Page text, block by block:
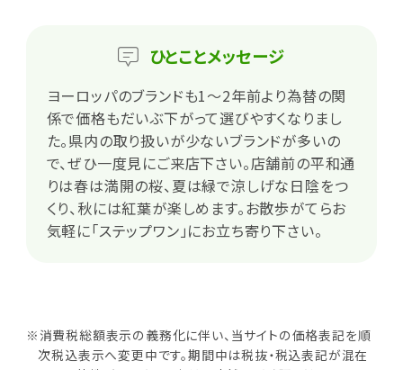
ひとことメッセージ
ヨーロッパのブランドも1～2年前より為替の関
係で価格もだいぶ下がって選びやすくなりまし
た。県内の取り扱いが少ないブランドが多いの
で、ぜひ一度見にご来店下さい。店舗前の平和通
りは春は満開の桜、夏は緑で涼しげな日陰をつ
くり、秋には紅葉が楽しめます。お散歩がてらお
気軽に「ステップワン」にお立ち寄り下さい。
※消費税総額表示の義務化に伴い、当サイトの価格表記を順
次税込表示へ変更中です。期間中は税抜・税込表記が混在